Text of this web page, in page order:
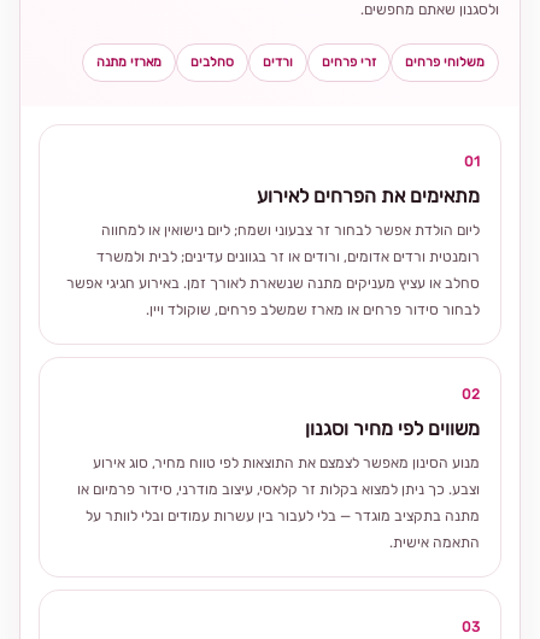
ולסגנון שאתם מחפשים.
משלוחי פרחים זרי פרחים ורדים סחלבים מארזי מתנה
01
מתאימים את הפרחים לאירוע
ליום הולדת אפשר לבחור זר צבעוני ושמח; ליום נישואין או למחווה
רומנטית ורדים אדומים, ורודים או זר בגוונים עדינים; לבית ולמשרד
סחלב או עציץ מעניקים מתנה שנשארת לאורך זמן. באירוע חגיגי אפשר
לבחור סידור פרחים או מארז שמשלב פרחים, שוקולד ויין.
02
משווים לפי מחיר וסגנון
מנוע הסינון מאפשר לצמצם את התוצאות לפי טווח מחיר, סוג אירוע
וצבע. כך ניתן למצוא בקלות זר קלאסי, עיצוב מודרני, סידור פרמיום או
מתנה בתקציב מוגדר — בלי לעבור בין עשרות עמודים ובלי לוותר על
התאמה אישית.
03